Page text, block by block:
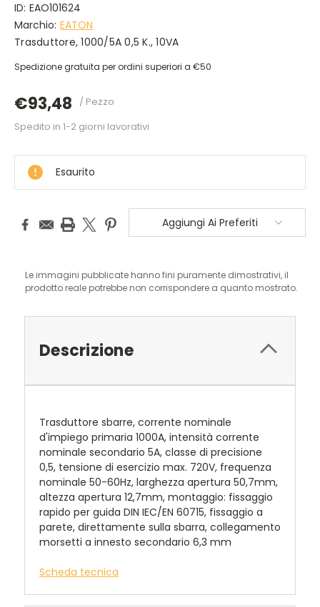
ID: EAO101624
Marchio: EATON
Trasduttore, 1000/5A 0,5 K., 10VA
Spedizione gratuita per ordini superiori a €50
€93,48 / Pezzo
DISPONIBILE
Spedito in 1-2 giorni lavorativi
Esaurito
Aggiungi Ai Preferiti
Le immagini pubblicate hanno fini puramente dimostrativi, il
prodotto reale potrebbe non corrispondere a quanto mostrato.
Descrizione
Trasduttore sbarre, corrente nominale
d'impiego primaria 1000A, intensità corrente
nominale secondario 5A, classe di precisione
0,5, tensione di esercizio max. 720V, frequenza
nominale 50-60Hz, larghezza apertura 50,7mm,
altezza apertura 12,7mm, montaggio: fissaggio
rapido per guida DIN IEC/EN 60715, fissaggio a
parete, direttamente sulla sbarra, collegamento
morsetti a innesto secondario 6,3 mm
Scheda tecnica